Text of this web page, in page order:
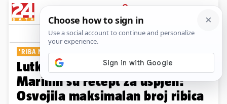
PRIJAVA
Show Komentari
'RIBA NA TORTI'
Lutkarska predstava kao poklon
Marinin su recept za uspjeh:
Osvojila maksimalan broj ribica